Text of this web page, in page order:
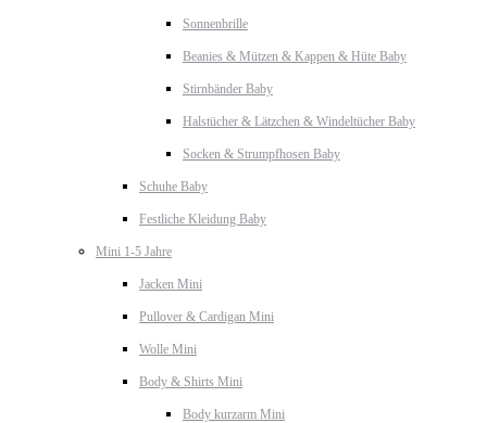
Sonnenbrille
Beanies & Mützen & Kappen & Hüte Baby
Stirnbänder Baby
Halstücher & Lätzchen & Windeltücher Baby
Socken & Strumpfhosen Baby
Schuhe Baby
Festliche Kleidung Baby
Mini 1-5 Jahre
Jacken Mini
Pullover & Cardigan Mini
Wolle Mini
Body & Shirts Mini
Body kurzarm Mini